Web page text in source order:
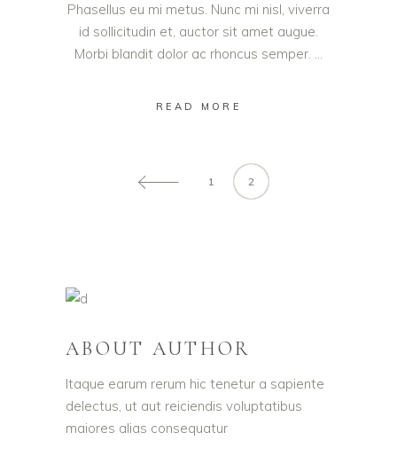
Phasellus eu mi metus. Nunc mi nisl, viverra
id sollicitudin et, auctor sit amet augue.
Morbi blandit dolor ac rhoncus semper.
READ MORE
1 2
ABOUT AUTHOR
Itaque earum rerum hic tenetur a sapiente
delectus, ut aut reiciendis voluptatibus
maiores alias consequatur